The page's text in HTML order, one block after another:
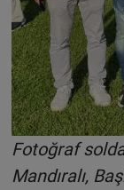
Fotoğraf
Mandıralı,